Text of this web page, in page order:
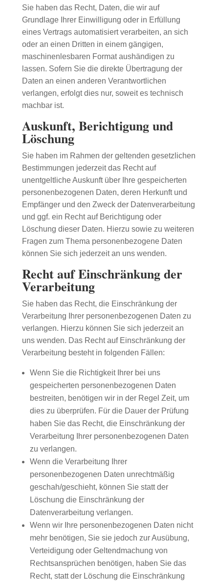
Sie haben das Recht, Daten, die wir auf
Grundlage Ihrer Einwilligung oder in Erfüllung
eines Vertrags automatisiert verarbeiten, an sich
oder an einen Dritten in einem gängigen,
maschinenlesbaren Format aushändigen zu
lassen. Sofern Sie die direkte Übertragung der
Daten an einen anderen Verantwortlichen
verlangen, erfolgt dies nur, soweit es technisch
machbar ist.
Auskunft, Berichtigung und
Löschung
Sie haben im Rahmen der geltenden gesetzlichen
Bestimmungen jederzeit das Recht auf
unentgeltliche Auskunft über Ihre gespeicherten
personenbezogenen Daten, deren Herkunft und
Empfänger und den Zweck der Datenverarbeitung
und ggf. ein Recht auf Berichtigung oder
Löschung dieser Daten. Hierzu sowie zu weiteren
Fragen zum Thema personenbezogene Daten
können Sie sich jederzeit an uns wenden.
Recht auf Einschränkung der
Verarbeitung
Sie haben das Recht, die Einschränkung der
Verarbeitung Ihrer personenbezogenen Daten zu
verlangen. Hierzu können Sie sich jederzeit an
uns wenden. Das Recht auf Einschränkung der
Verarbeitung besteht in folgenden Fällen:
Wenn Sie die Richtigkeit Ihrer bei uns
gespeicherten personenbezogenen Daten
bestreiten, benötigen wir in der Regel Zeit, um
dies zu überprüfen. Für die Dauer der Prüfung
haben Sie das Recht, die Einschränkung der
Verarbeitung Ihrer personenbezogenen Daten
zu verlangen.
Wenn die Verarbeitung Ihrer
personenbezogenen Daten unrechtmäßig
geschah/geschieht, können Sie statt der
Löschung die Einschränkung der
Datenverarbeitung verlangen.
Wenn wir Ihre personenbezogenen Daten nicht
mehr benötigen, Sie sie jedoch zur Ausübung,
Verteidigung oder Geltendmachung von
Rechtsansprüchen benötigen, haben Sie das
Recht, statt der Löschung die Einschränkung